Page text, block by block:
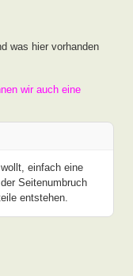
was hier vorhanden
wir auch eine
einfach eine
Seitenumbruch
entstehen.